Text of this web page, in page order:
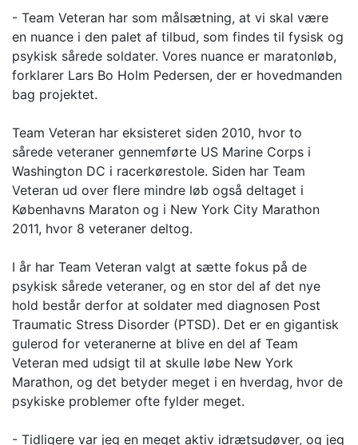
- Team Veteran har som målsætning, at vi skal være
en nuance i den palet af tilbud, som findes til fysisk og
psykisk sårede soldater. Vores nuance er maratonløb,
forklarer Lars Bo Holm Pedersen, der er hovedmanden
bag projektet.
Team Veteran har eksisteret siden 2010, hvor to
sårede veteraner gennemførte US Marine Corps i
Washington DC i racerkørestole. Siden har Team
Veteran ud over flere mindre løb også deltaget i
Københavns Maraton og i New York City Marathon
2011, hvor 8 veteraner deltog.
I år har Team Veteran valgt at sætte fokus på de
psykisk sårede veteraner, og en stor del af det nye
hold består derfor at soldater med diagnosen Post
Traumatic Stress Disorder (PTSD). Det er en gigantisk
gulerod for veteranerne at blive en del af Team
Veteran med udsigt til at skulle løbe New York
Marathon, og det betyder meget i en hverdag, hvor de
psykiske problemer ofte fylder meget.
- Tidligere var jeg en meget aktiv idrætsudøver, og jeg